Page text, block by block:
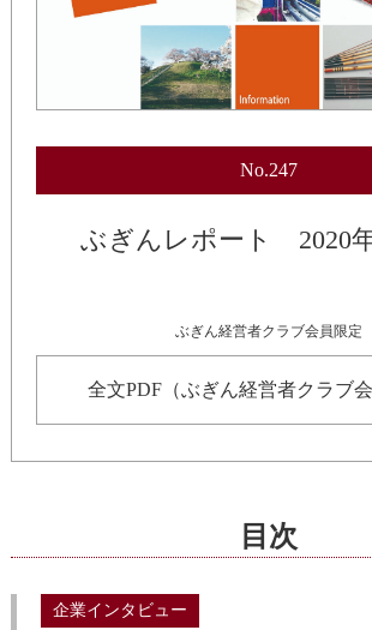
No.247
ぶぎんレポート 2020
ぶぎん経営者クラブ会員限定
全文PDF（ぶぎん経営者クラブ会
目次
企業インタビュー